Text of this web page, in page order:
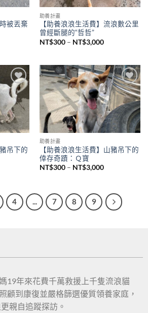
被丟棄
助養計畫
【助養浪浪生活費】流浪數公里
曾經斷腿的“哲哲”
NT$300 – NT$3,000
Add to
wishlist
吊下的
Add to
wishlist
助養計畫
【助養浪浪生活費】山豬吊下的
倖存奇蹟：Ｑ寶
NT$300 – NT$3,000
4 ... 7 8 9
19年來花費千萬救援上千隻流浪貓
顧到康復並嚴格篩選優質領養家庭，
親自追蹤探訪。